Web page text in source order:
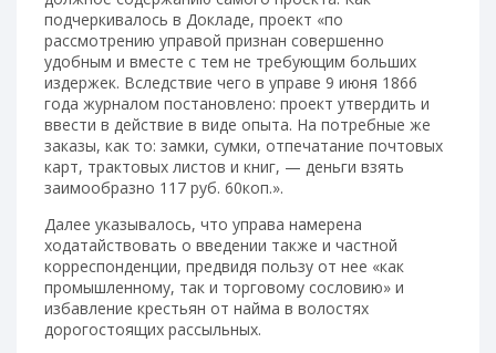
подчеркивалось в Докладе, проект «по
рассмотрению управой признан совершенно
удобным и вместе с тем не требующим больших
издержек. Вследствие чего в управе 9 июня 1866
года журналом постановлено: проект утвердить и
ввести в действие в виде опыта. На потребные же
заказы, как то: замки, сумки, отпечатание почтовых
карт, трактовых листов и книг, — деньги взять
заимообразно 117 руб. 60коп.».
Далее указывалось, что управа намерена
ходатайствовать о введении также и частной
корреспонденции, предвидя пользу от нее «как
промышленному, так и торговому сословию» и
избавление крестьян от найма в волостях
дорогостоящих рассыльных.